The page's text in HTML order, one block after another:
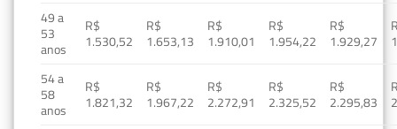
49 a
53
anos
R$
1.530,52
R$
1.653,13
R$
1.910,01
R$
1.954,22
R$
1.929,27
54 a
58
anos
R$
1.821,32
R$
1.967,22
R$
2.272,91
R$
2.325,52
R$
2.295,83